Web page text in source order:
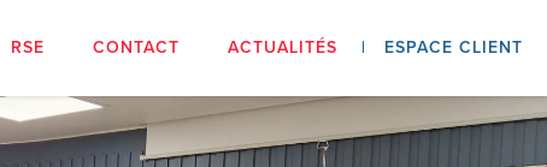
RSE CONTACT ACTUALITÉS ESPACE CLIENT